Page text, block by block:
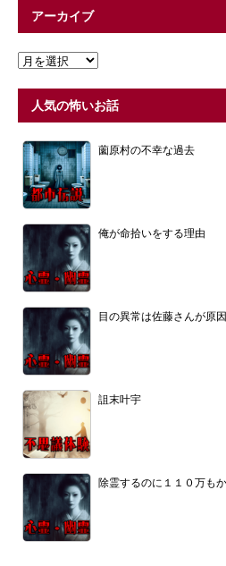
アーカイブ
人気の怖いお話
薗原村の不幸な過去
俺が命拾いをする理由
目の異常は佐藤さんが原因
詛末叶宇
除霊するのに１１０万も